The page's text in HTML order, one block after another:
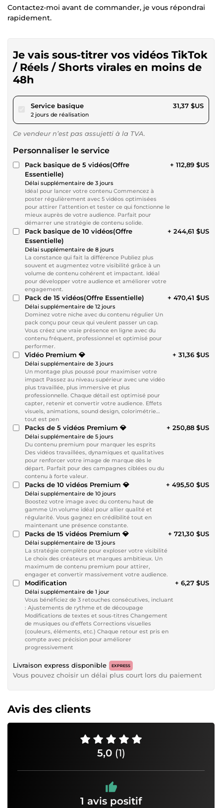
Contactez-moi avant de commander, je vous répondrai
rapidement.
Je vais sous-titrer vos vidéos TikTok
/ Réels / Shorts virales en moins de
48h
Service basiquepour 28,90 $US
2 jours de réalisation
31,37 $US
Ce vendeur n’est pas assujetti à la TVA.
Personnaliser le service
Pack basique de 5 vidéos(Offre
Essentielle)
Délai supplémentaire de 3 jours
Idéal pour lancer votre contenu Commencez à
poster régulièrement avec 5 vidéos optimisées
pour attirer l’attention et tester ce qui fonctionne le
mieux auprès de votre audience. Parfait pour
démarrer une stratégie de contenu solide.
+ 112,89 $US
Pack basique de 10 vidéos(Offre
Essentielle)
Délai supplémentaire de 8 jours
La constance qui fait la différence Publiez plus
souvent et augmentez votre visibilité grâce à un
volume de contenu cohérent et impactant. Idéal
pour développer votre audience et améliorer votre
engagement.
+ 244,61 $US
Pack de 15 vidéos(Offre Essentielle)
Délai supplémentaire de 12 jours
Dominez votre niche avec du contenu régulier Un
pack conçu pour ceux qui veulent passer un cap.
Vous créez une vraie présence en ligne avec du
contenu fréquent, professionnel et optimisé pour
performer.
+ 470,41 $US
Vidéo Premium 💎
Délai supplémentaire de 3 jours
Un montage plus poussé pour maximiser votre
impact Passez au niveau supérieur avec une vidéo
plus travaillée, plus immersive et plus
professionnelle. Chaque détail est optimisé pour
capter, retenir et convertir votre audience. Effets
visuels, animations, sound design, colorimétrie…
tout est pen
+ 31,36 $US
Packs de 5 vidéos Premium 💎
Délai supplémentaire de 5 jours
Du contenu premium pour marquer les esprits
Des vidéos travaillées, dynamiques et qualitatives
pour renforcer votre image de marque dès le
départ. Parfait pour des campagnes ciblées ou du
contenu à forte valeur.
+ 250,88 $US
Packs de 10 vidéos Premium 💎
Délai supplémentaire de 10 jours
Boostez votre image avec du contenu haut de
gamme Un volume idéal pour allier qualité et
régularité. Vous gagnez en crédibilité tout en
maintenant une présence constante.
+ 495,50 $US
Packs de 15 vidéos Premium 💎
Délai supplémentaire de 13 jours
La stratégie complète pour exploser votre visibilité
Le choix des créateurs et marques ambitieux. Un
maximum de contenu premium pour attirer,
engager et convertir massivement votre audience.
+ 721,30 $US
Modification
Délai supplémentaire de 1 jour
Vous bénéficiez de 3 retouches consécutives, incluant
: Ajustements de rythme et de découpage
Modifications de textes et sous-titres Changement
de musiques ou d’effets Corrections visuelles
(couleurs, éléments, etc.) Chaque retour est pris en
compte avec précision pour améliorer
progressivement
+ 6,27 $US
Livraison express disponible EXPRESS
Vous pouvez choisir un délai plus court lors du paiement
Avis des clients
5,0 (1)
1 avis positif